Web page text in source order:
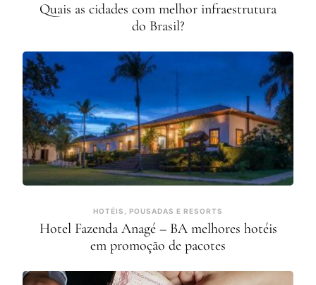
Quais as cidades com melhor infraestrutura
do Brasil?
HOTÉIS, POUSADAS E RESORTS
Hotel Fazenda Anagé – BA melhores hotéis
em promoção de pacotes